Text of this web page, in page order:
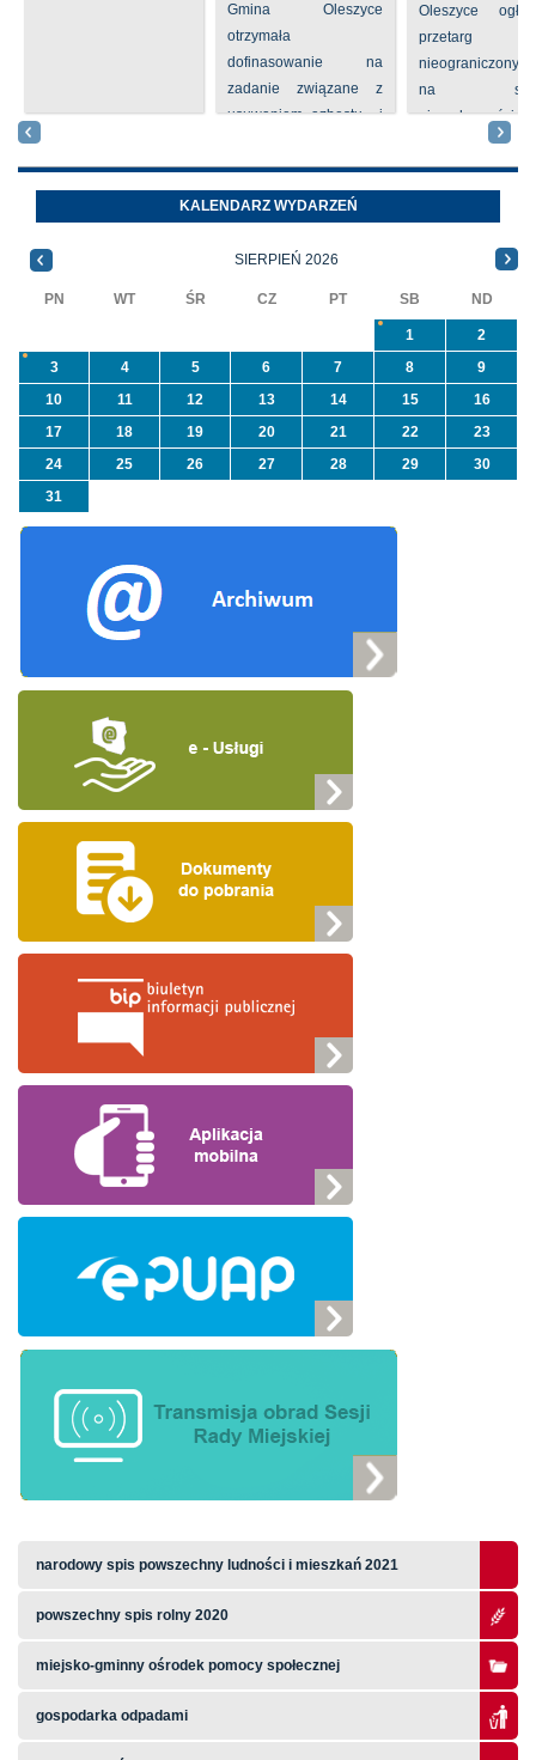
Gmina Oleszyce
otrzymała
dofinasowanie na
zadanie związane z
usuwaniem azbestu i
azbest w ramach
programu
priorytetowego
NFOŚiGW pn.
Oleszyce
przetarg
nieograniczony
na
nieruchomości nr
Oleszycach
Orzeszkowej.
informacji ...
KALENDARZ WYDARZEŃ
SIERPIEŃ 2026
PN WT ŚR CZ PT SB ND
1
2
3
4 5 6 7 8
9
10
11 12 13 14 15
16
17
18 19 20 21 22
23
24
25 26 27 28 29
30
31
narodowy spis powszechny ludności i mieszkań 2021
powszechny spis rolny 2020
miejsko-gminny ośrodek pomocy społecznej
gospodarka odpadami